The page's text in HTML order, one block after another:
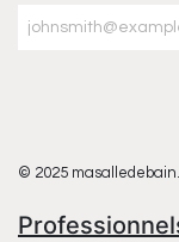
© 2025